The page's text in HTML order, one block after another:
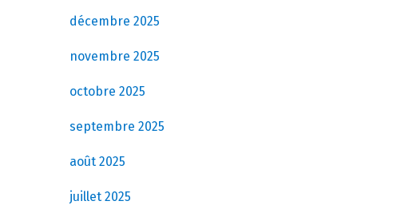
décembre 2025
novembre 2025
octobre 2025
septembre 2025
août 2025
juillet 2025